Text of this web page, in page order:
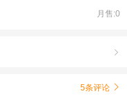
月售:0

5条评论 